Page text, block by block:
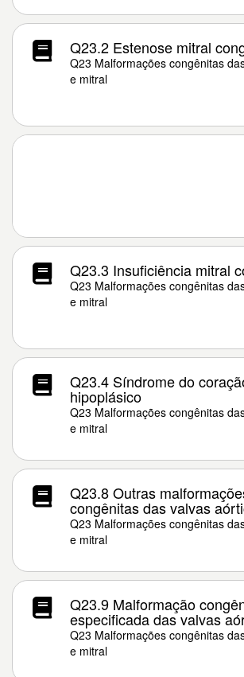
Q23.2 Estenose mitral
Q23 Malformações congênitas
e mitral
Q23.3 Insuficiência mitral
Q23 Malformações congênitas
e mitral
Q23.4 Síndrome do
hipoplásico
Q23 Malformações congênitas
e mitral
Q23.8 Outras
congênitas das valvas
Q23 Malformações congênitas
e mitral
Q23.9 Malformação
especificada das valvas
Q23 Malformações congênitas
e mitral